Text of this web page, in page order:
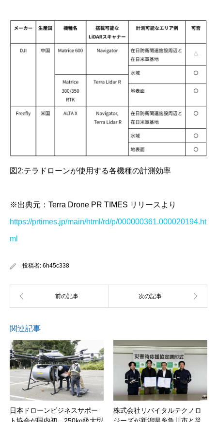
図2:テラドローンが使用する各機種の計測効率
※出典元：Terra Drone PR TIMES リリースより
https://prtimes.jp/main/html/rd/p/000000361.000020194.ht
ml
投稿者: 6h45c338
関連記事
日本ドローンビジネスサポー
株式会社リバイタルテクノロ